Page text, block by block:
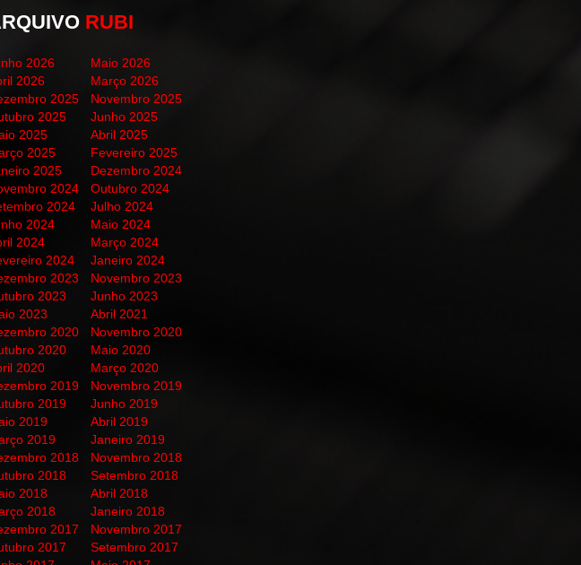
RUBI
2026
Maio 2026
2026
Março 2026
2025
Novembro 2025
2025
Junho 2025
2025
Abril 2025
2025
Fevereiro 2025
2025
Dezembro 2024
2024
Outubro 2024
2024
Julho 2024
2024
Maio 2024
2024
Março 2024
2024
Janeiro 2024
2023
Novembro 2023
2023
Junho 2023
2023
Abril 2021
2020
Novembro 2020
2020
Maio 2020
2020
Março 2020
2019
Novembro 2019
2019
Junho 2019
2019
Abril 2019
2019
Janeiro 2019
2018
Novembro 2018
2018
Setembro 2018
2018
Abril 2018
2018
Janeiro 2018
2017
Novembro 2017
2017
Setembro 2017